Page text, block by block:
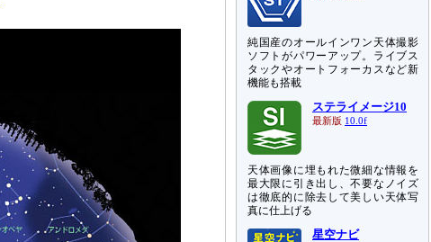
純国産のオールインワン天体撮影
ソフトがパワーアップ。ライブス
タックやオートフォーカスなど新
機能も搭載
ステライメージ10
最新版 10.0f
天体画像に埋もれた微細な情報を
最大限に引き出し、不要なノイズ
は徹底的に除去して美しい天体写
真に仕上げる
星空ナビ